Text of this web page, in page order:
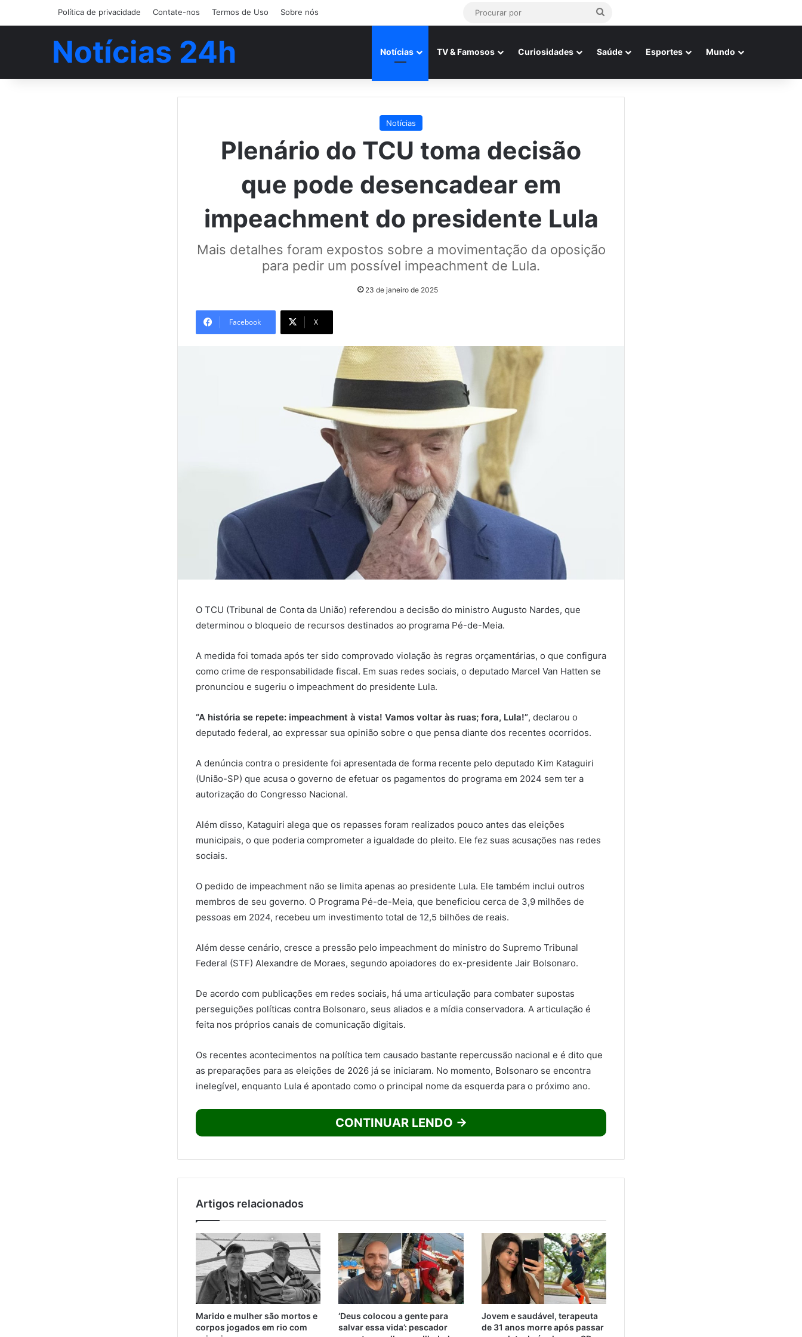
Política de privacidade Contate-nos Termos de Uso Sobre nós
Procurar
Notícias 24h Notícias TV & Famosos Curiosidades Saúde Esportes Mundo
Notícias
Plenário do TCU toma decisão
que pode desencadear em
impeachment do presidente Lula
Mais detalhes foram expostos sobre a movimentação da oposição
para pedir um possível impeachment de Lula.
23 de janeiro de 2025
Facebook X
O TCU (Tribunal de Conta da União) referendou a decisão do ministro Augusto Nardes, que
determinou o bloqueio de recursos destinados ao programa Pé-de-Meia.
A medida foi tomada após ter sido comprovado violação às regras orçamentárias, o que configura
como crime de responsabilidade fiscal. Em suas redes sociais, o deputado Marcel Van Hatten se
pronunciou e sugeriu o impeachment do presidente Lula.
“A história se repete: impeachment à vista! Vamos voltar às ruas; fora, Lula!”, declarou o
deputado federal, ao expressar sua opinião sobre o que pensa diante dos recentes ocorridos.
A denúncia contra o presidente foi apresentada de forma recente pelo deputado Kim Kataguiri
(União-SP) que acusa o governo de efetuar os pagamentos do programa em 2024 sem ter a
autorização do Congresso Nacional.
Além disso, Kataguiri alega que os repasses foram realizados pouco antes das eleições
municipais, o que poderia comprometer a igualdade do pleito. Ele fez suas acusações nas redes
sociais.
O pedido de impeachment não se limita apenas ao presidente Lula. Ele também inclui outros
membros de seu governo. O Programa Pé-de-Meia, que beneficiou cerca de 3,9 milhões de
pessoas em 2024, recebeu um investimento total de 12,5 bilhões de reais.
Além desse cenário, cresce a pressão pelo impeachment do ministro do Supremo Tribunal
Federal (STF) Alexandre de Moraes, segundo apoiadores do ex-presidente Jair Bolsonaro.
De acordo com publicações em redes sociais, há uma articulação para combater supostas
perseguições políticas contra Bolsonaro, seus aliados e a mídia conservadora. A articulação é
feita nos próprios canais de comunicação digitais.
Os recentes acontecimentos na política tem causado bastante repercussão nacional e é dito que
as preparações para as eleições de 2026 já se iniciaram. No momento, Bolsonaro se encontra
inelegível, enquanto Lula é apontado como o principal nome da esquerda para o próximo ano.
CONTINUAR LENDO →
Artigos relacionados
Marido e mulher são mortos e
corpos jogados em rio com
‘Deus colocou a gente para
salvar essa vida’: pescador
Jovem e saudável, terapeuta
de 31 anos morre após passar